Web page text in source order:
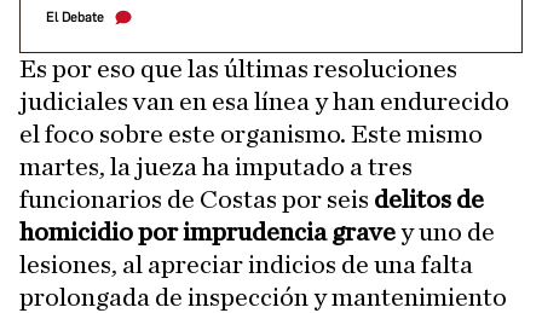
El Debate
Es por eso que las últimas resoluciones
judiciales van en esa línea y han endurecido
el foco sobre este organismo. Este mismo
martes, la jueza ha imputado a tres
funcionarios de Costas por seis delitos de
homicidio por imprudencia gravey uno de
lesiones, al apreciar indicios de una falta
prolongada de inspección y mantenimiento